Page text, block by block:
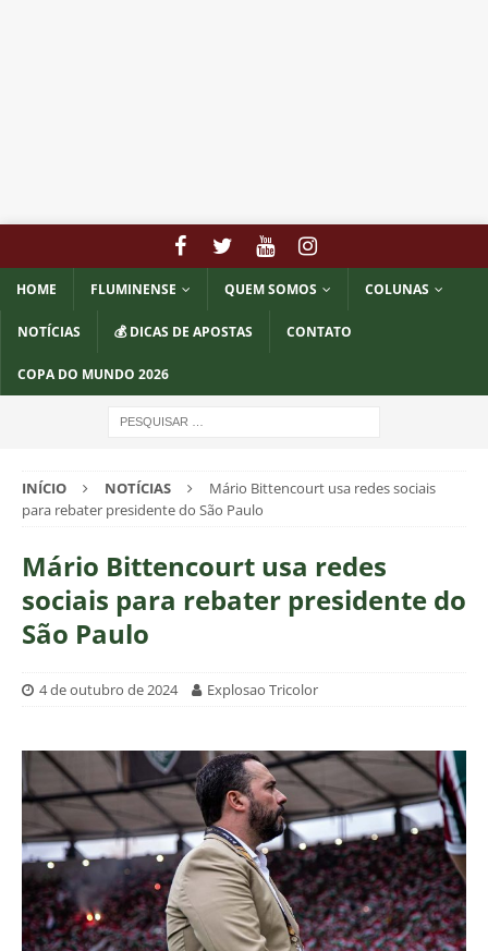
HOME FLUMINENSE QUEM SOMOS COLUNAS
NOTÍCIAS 💰 DICAS DE APOSTAS CONTATO
COPA DO MUNDO 2026
INÍCIO NOTÍCIAS
Mário Bittencourt usa redes sociais
para rebater presidente do São Paulo
Mário Bittencourt usa redes
sociais para rebater presidente do
São Paulo
4 de outubro de 2024 Explosao Tricolor